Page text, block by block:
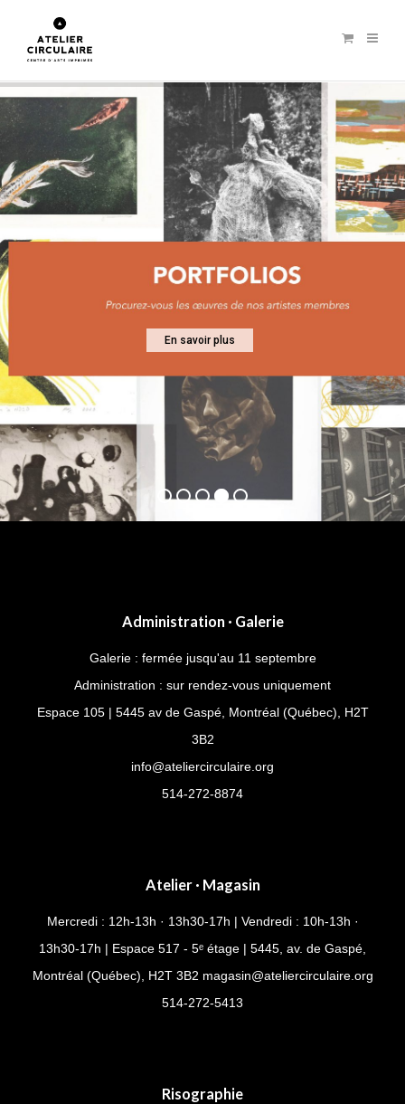
En savoir plus
Administration · Galerie
Galerie : fermée jusqu'au 11 septembre
Administration : sur rendez-vous uniquement
Espace 105 | 5445 av de Gaspé, Montréal (Québec), H2T
3B2
info@ateliercirculaire.org
514-272-8874
Atelier · Magasin
Mercredi : 12h-13h · 13h30-17h | Vendredi : 10h-13h ·
13h30-17h | Espace 517 - 5ᵉ étage | 5445, av. de Gaspé,
Montréal (Québec), H2T 3B2 magasin@ateliercirculaire.org
514-272-5413
Risographie